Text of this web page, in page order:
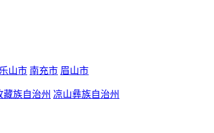
乐山市 南充市 眉山市
藏族自治州 凉山彝族自治州